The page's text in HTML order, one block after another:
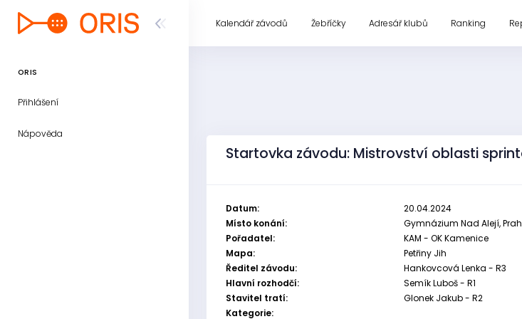
ORIS
Přihlášení
Nápověda
Kalendář závodů Žebříčky Adresář klubů Ranking
Startovka závodu: Mistrovství oblasti
Datum:
20.04.2024
Místo konání:
Gymnázium Nad Alejí,
Pořadatel:
KAM - OK Kamenice
Mapa:
Petřiny Jih
Ředitel závodu:
Hankovcová Lenka - R3
Hlavní rozhodčí:
Semík Luboš - R1
Stavitel tratí:
Glonek Jakub - R2
Kategorie: